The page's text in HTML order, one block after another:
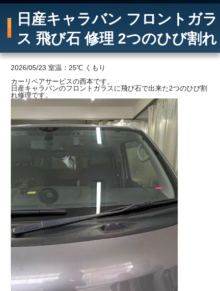
会社案内
メリット
ご利用の流れ
価格
日産キャラバン フロントガラ
ス 飛び石 修理 2つのひび割れ
2026/05/23 室温：25℃ くもり
カーリペアサービスの西本です。
日産キャラバンのフロントガラスに飛び石で出来た2つのひび割
れ修理です。